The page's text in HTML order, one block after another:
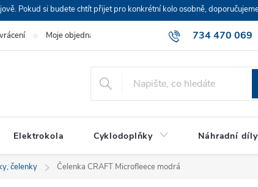
Pokud si budete chtít přijet pro konkrétní kolo osobně,
734 470 069
Moje objednávka
Elektrokola Cyklodoplňky Náhradní díly
čelenky Čelenka CRAFT Microfleece modrá